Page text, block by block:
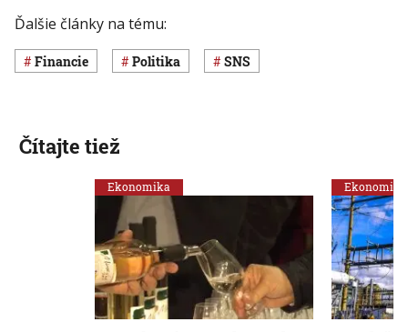
Ďalšie články na tému:
Financie Politika SNS
Čítajte tiež
Ekonomika Ekonomika